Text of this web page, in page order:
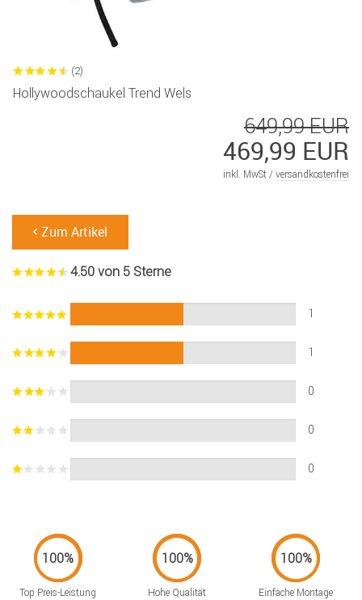
(2)
Hollywoodschaukel Trend Wels
649,99 EUR
469,99 EUR
inkl. MwSt / versandkostenfrei
Zum Artikel
4.50 von 5 Sterne
1
1
0
0
0
Top Preis-Leistung Hohe Qualität Einfache Montage